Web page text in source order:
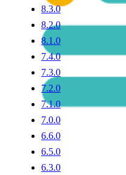
8.3.0
8.2.0
8.1.0
7.4.0
7.3.0
7.2.0
7.1.0
7.0.0
6.6.0
6.5.0
6.3.0